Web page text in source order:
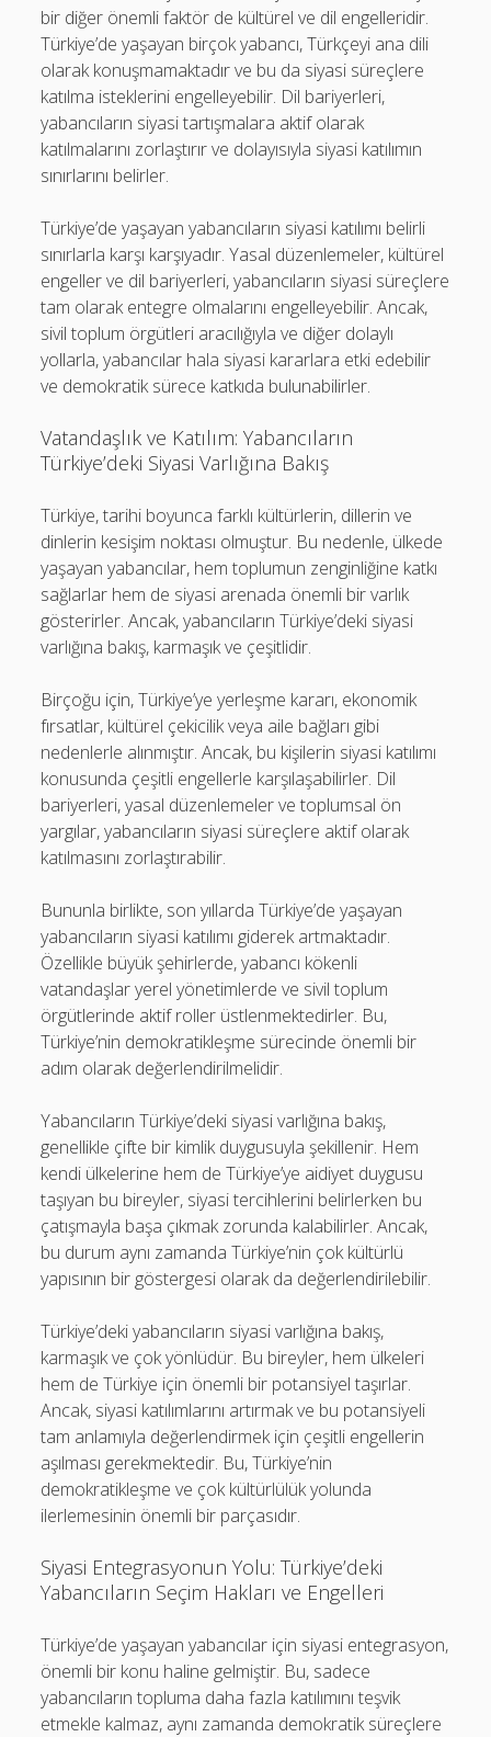
bir diğer önemli faktör de kültürel ve dil engelleridir.
Türkiye’de yaşayan birçok yabancı, Türkçeyi ana dili
olarak konuşmamaktadır ve bu da siyasi süreçlere
katılma isteklerini engelleyebilir. Dil bariyerleri,
yabancıların siyasi tartışmalara aktif olarak
katılmalarını zorlaştırır ve dolayısıyla siyasi katılımın
sınırlarını belirler.
Türkiye’de yaşayan yabancıların siyasi katılımı belirli
sınırlarla karşı karşıyadır. Yasal düzenlemeler, kültürel
engeller ve dil bariyerleri, yabancıların siyasi süreçlere
tam olarak entegre olmalarını engelleyebilir. Ancak,
sivil toplum örgütleri aracılığıyla ve diğer dolaylı
yollarla, yabancılar hala siyasi kararlara etki edebilir
ve demokratik sürece katkıda bulunabilirler.
Vatandaşlık ve Katılım: Yabancıların
Türkiye’deki Siyasi Varlığına Bakış
Türkiye, tarihi boyunca farklı kültürlerin, dillerin ve
dinlerin kesişim noktası olmuştur. Bu nedenle, ülkede
yaşayan yabancılar, hem toplumun zenginliğine katkı
sağlarlar hem de siyasi arenada önemli bir varlık
gösterirler. Ancak, yabancıların Türkiye’deki siyasi
varlığına bakış, karmaşık ve çeşitlidir.
Birçoğu için, Türkiye’ye yerleşme kararı, ekonomik
fırsatlar, kültürel çekicilik veya aile bağları gibi
nedenlerle alınmıştır. Ancak, bu kişilerin siyasi katılımı
konusunda çeşitli engellerle karşılaşabilirler. Dil
bariyerleri, yasal düzenlemeler ve toplumsal ön
yargılar, yabancıların siyasi süreçlere aktif olarak
katılmasını zorlaştırabilir.
Bununla birlikte, son yıllarda Türkiye’de yaşayan
yabancıların siyasi katılımı giderek artmaktadır.
Özellikle büyük şehirlerde, yabancı kökenli
vatandaşlar yerel yönetimlerde ve sivil toplum
örgütlerinde aktif roller üstlenmektedirler. Bu,
Türkiye’nin demokratikleşme sürecinde önemli bir
adım olarak değerlendirilmelidir.
Yabancıların Türkiye’deki siyasi varlığına bakış,
genellikle çifte bir kimlik duygusuyla şekillenir. Hem
kendi ülkelerine hem de Türkiye’ye aidiyet duygusu
taşıyan bu bireyler, siyasi tercihlerini belirlerken bu
çatışmayla başa çıkmak zorunda kalabilirler. Ancak,
bu durum aynı zamanda Türkiye’nin çok kültürlü
yapısının bir göstergesi olarak da değerlendirilebilir.
Türkiye’deki yabancıların siyasi varlığına bakış,
karmaşık ve çok yönlüdür. Bu bireyler, hem ülkeleri
hem de Türkiye için önemli bir potansiyel taşırlar.
Ancak, siyasi katılımlarını artırmak ve bu potansiyeli
tam anlamıyla değerlendirmek için çeşitli engellerin
aşılması gerekmektedir. Bu, Türkiye’nin
demokratikleşme ve çok kültürlülük yolunda
ilerlemesinin önemli bir parçasıdır.
Siyasi Entegrasyonun Yolu: Türkiye’deki
Yabancıların Seçim Hakları ve Engelleri
Türkiye’de yaşayan yabancılar için siyasi entegrasyon,
önemli bir konu haline gelmiştir. Bu, sadece
yabancıların topluma daha fazla katılımını teşvik
etmekle kalmaz, aynı zamanda demokratik süreçlere